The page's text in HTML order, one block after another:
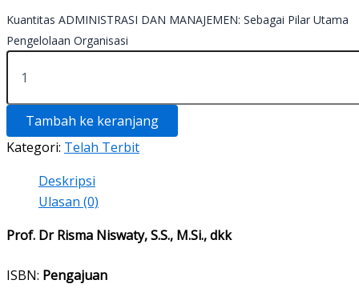
Kuantitas ADMINISTRASI DAN MANAJEMEN: Sebagai Pilar Utama
Pengelolaan Organisasi
Tambah ke keranjang
Kategori: Telah Terbit
Deskripsi
Ulasan (0)
Prof. Dr Risma Niswaty, S.S., M.Si., dkk
ISBN: Pengajuan